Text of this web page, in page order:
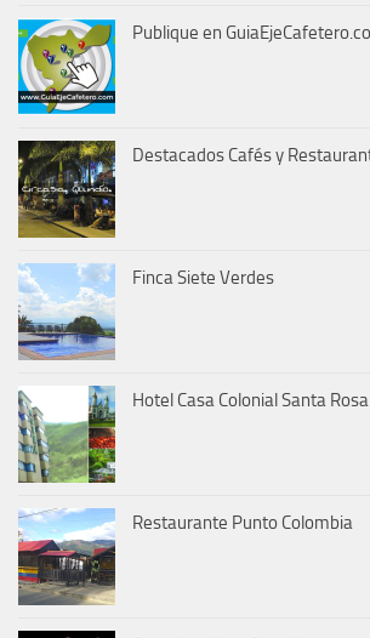
Publique en
Destacados Cafés y
Finca Siete Verdes
Hotel Casa Colonial Santa
Restaurante Punto Colombia